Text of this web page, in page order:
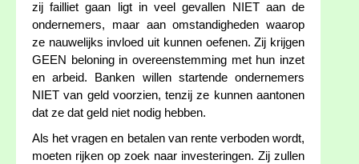
zij failliet gaan ligt in veel gevallen NIET aan de
ondernemers, maar aan omstandigheden waarop
ze nauwelijks invloed uit kunnen oefenen. Zij krijgen
GEEN beloning in overeenstemming met hun inzet
en arbeid. Banken willen startende ondernemers
NIET van geld voorzien, tenzij ze kunnen aantonen
dat ze dat geld niet nodig hebben.
Als het vragen en betalen van rente verboden wordt,
moeten rijken op zoek naar investeringen. Zij zullen